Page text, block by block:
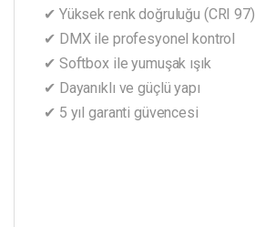
✔ Yüksek renk doğruluğu (CRI 97)
✔ DMX ile profesyonel kontrol
✔ Softbox ile yumuşak ışık
✔ Dayanıklı ve güçlü yapı
✔ 5 yıl garanti güvencesi